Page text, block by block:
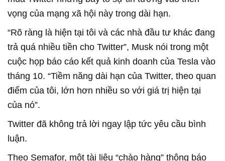
vọng của mạng xã hội này trong dài hạn.
“Rõ ràng là hiện tại tôi và các nhà đầu tư khác đang
trả quá nhiều tiền cho Twitter”, Musk nói trong một
cuộc họp báo cáo kết quả kinh doanh của Tesla vào
tháng 10. “Tiềm năng dài hạn của Twitter, theo quan
điểm của tôi, lớn hơn nhiều so với giá trị hiện tại
của nó”.
Twitter đã không trả lời ngay lập tức yêu cầu bình
luận.
Theo Semafor, một tài liệu “chào hàng” thông báo